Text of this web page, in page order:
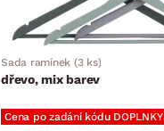
Sada ramínek (3 ks)
dřevo, mix barev
Cena po zadání kódu DOPLNKY